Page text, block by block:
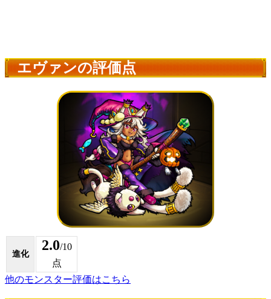
エヴァンの評価点
進化
2.0/10
点
他のモンスター評価はこちら